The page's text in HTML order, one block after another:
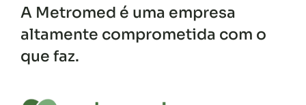
A Metromed é uma empresa
altamente comprometida com o
que faz.